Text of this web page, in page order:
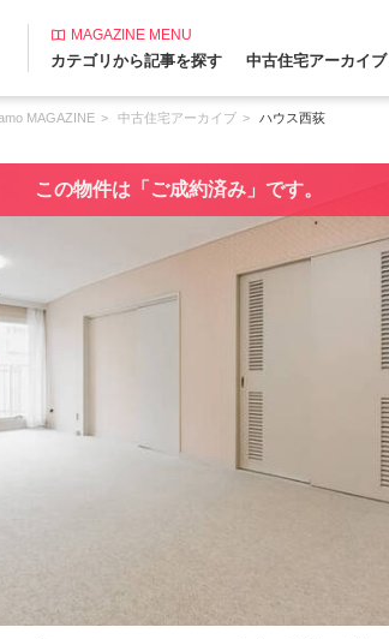
MAGAZINE MENU
カテゴリから記事を探す 中古住宅アーカイブ
MAGAZINE 中古住宅アーカイブ ハウス西荻
この物件は「ご成約済み」です。